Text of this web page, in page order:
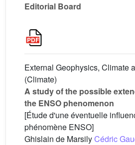
Editorial Board
External Geophysics, Climate
(Climate)
A study of the possible
the ENSO phenomenon
[Étude d'une éventuelle
phénomène ENSO]
Ghislain de MarsilyCédric